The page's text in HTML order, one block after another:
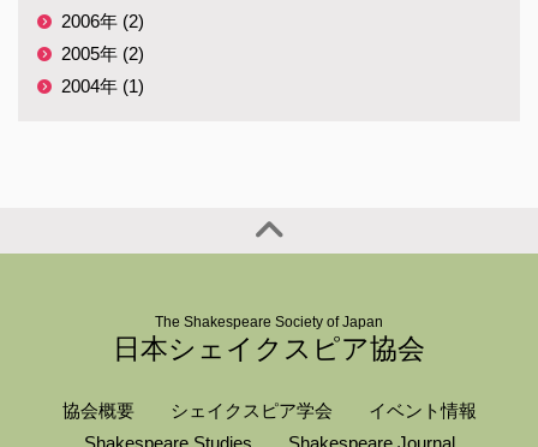
2006年 (2)
2005年 (2)
2004年 (1)
The Shakespeare Society of Japan
日本シェイクスピア協会
協会概要 シェイクスピア学会
イベント情報
Shakespeare Studies
Shakespeare Journal